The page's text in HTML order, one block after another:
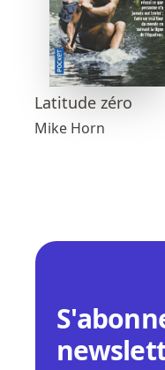
Latitude zéro
Mike Horn